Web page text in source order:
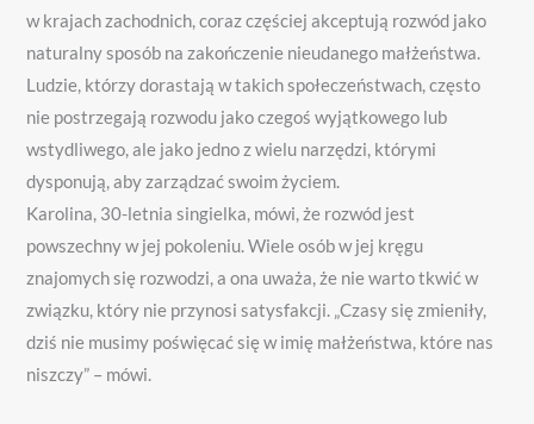
w krajach zachodnich, coraz częściej akceptują rozwód jako
naturalny sposób na zakończenie nieudanego małżeństwa.
Ludzie, którzy dorastają w takich społeczeństwach, często
nie postrzegają rozwodu jako czegoś wyjątkowego lub
wstydliwego, ale jako jedno z wielu narzędzi, którymi
dysponują, aby zarządzać swoim życiem.
Karolina, 30-letnia singielka, mówi, że rozwód jest
powszechny w jej pokoleniu. Wiele osób w jej kręgu
znajomych się rozwodzi, a ona uważa, że ​​nie warto tkwić w
związku, który nie przynosi satysfakcji. „Czasy się zmieniły,
dziś nie musimy poświęcać się w imię małżeństwa, które nas
niszczy” – mówi.